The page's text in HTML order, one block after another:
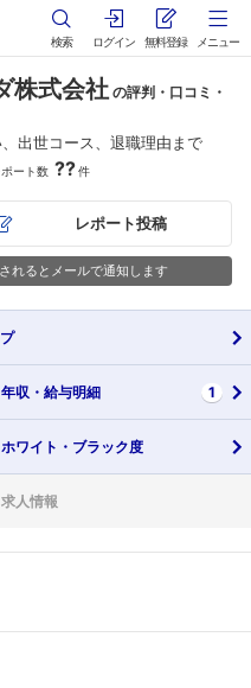
検索 ログイン 無料登録 メニュー
株式会社 の評判・口コミ・
出世コース、退職理由まで
ポート数 ??件
レポート投稿
れるとメールで通知します
年収・ 給与明細 1
ホワイト・ ブラック度
求人情報